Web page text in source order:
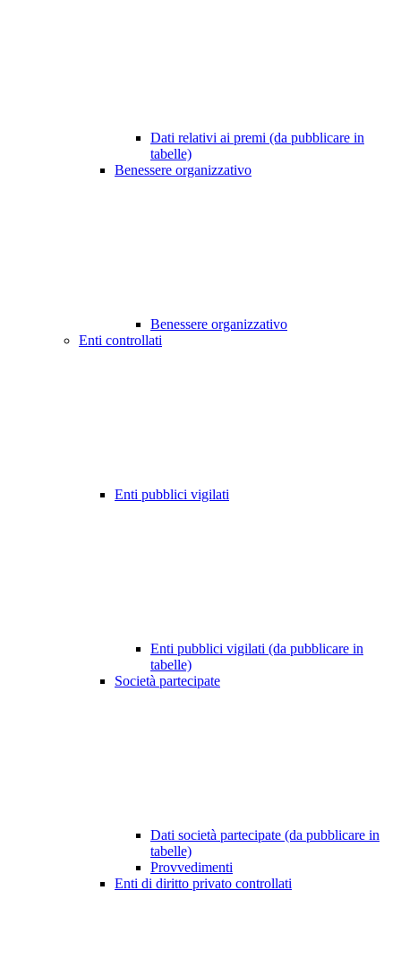
Dati relativi ai premi (da pubblicare in
tabelle)
Benessere organizzativo
Benessere organizzativo
Enti controllati
Enti pubblici vigilati
Enti pubblici vigilati (da pubblicare in
tabelle)
Società partecipate
Dati società partecipate (da pubblicare in
tabelle)
Provvedimenti
Enti di diritto privato controllati